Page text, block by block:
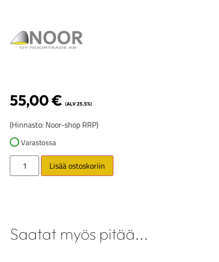
55,00€ (ALV 25.5%)
(Hinnasto: Noor-shop RRP)
Varastossa
Lisää ostoskoriin
Saatat myös pitää...